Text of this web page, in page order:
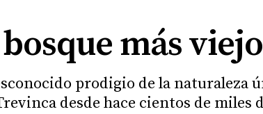
más
prodigio de la naturaleza
desde hace cientos de miles